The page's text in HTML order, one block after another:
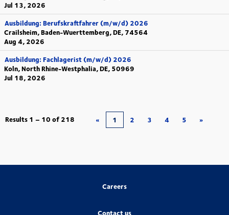
Jul 13, 2026
Ausbildung: Berufskraftfahrer (m/w/d) 2026
Crailsheim, Baden-Wuerttemberg, DE, 74564
Aug 4, 2026
Ausbildung: Fachlagerist (m/w/d) 2026
Koln, North Rhine-Westphalia, DE, 50969
Jul 18, 2026
Results 1 – 10 of218 « 1 2 3 4 5 »
Careers
Contact us